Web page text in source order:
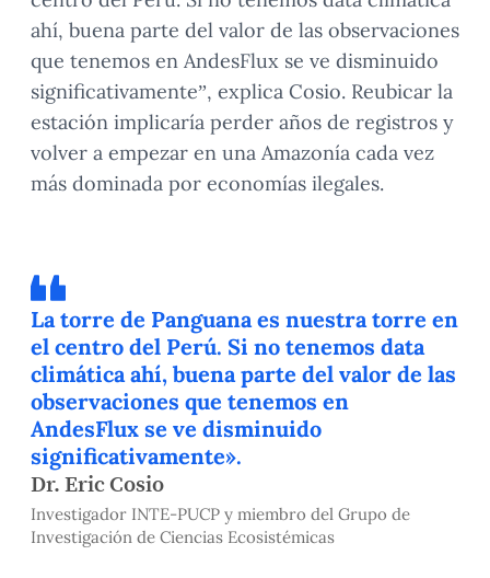
ahí, buena parte del valor de las observaciones
que tenemos en AndesFlux se ve disminuido
significativamente”, explica Cosio. Reubicar la
estación implicaría perder años de registros y
volver a empezar en una Amazonía cada vez
más dominada por economías ilegales.
La torre de Panguana es nuestra torre en
el centro del Perú. Si no tenemos data
climática ahí, buena parte del valor de las
observaciones que tenemos en
AndesFlux se ve disminuido
significativamente».
Dr. Eric Cosio
Investigador INTE-PUCP y miembro del Grupo de
Investigación de Ciencias Ecosistémicas